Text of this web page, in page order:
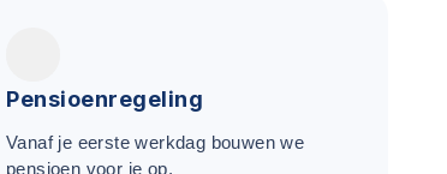
Pensioenregeling
Vanaf je eerste werkdag bouwen we
pensioen voor je op.